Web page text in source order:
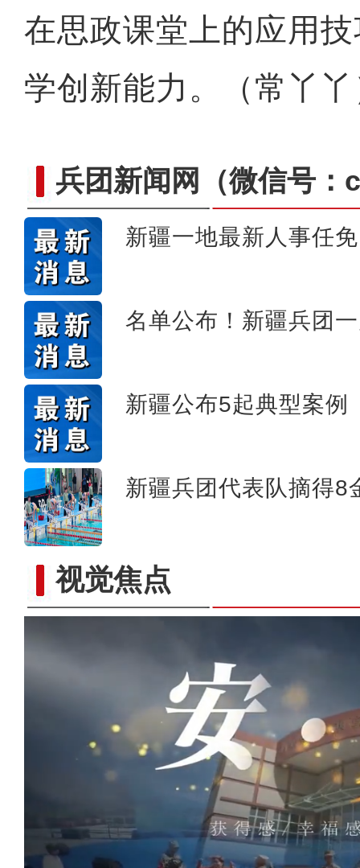
在思政课堂上的应用
学创新能力。（常丫
兵团新闻网 （微信号
新疆一地最新人事任免
名单公布！新疆兵团
新疆公布5起典型案例
新疆兵团代表队摘得8
视觉焦点